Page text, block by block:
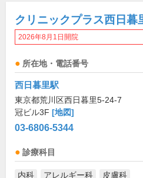
クリニックプラス西日暮
2026年8月1日開院
所在地・電話番号
西日暮里駅
東京都荒川区西日暮里5-24-7
冠ビル3F [地図]
03-6806-5344
診療科目
内科 アレルギー科 皮膚科